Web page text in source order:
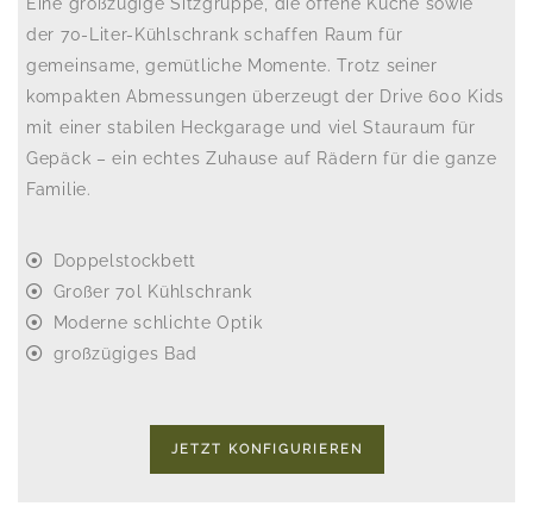
der 70-Liter-Kühlschrank schaffen Raum für
gemeinsame, gemütliche Momente. Trotz seiner
kompakten Abmessungen überzeugt der Drive 600 Kids
mit einer stabilen Heckgarage und viel Stauraum für
Gepäck – ein echtes Zuhause auf Rädern für die ganze
Familie.
Doppelstockbett
Großer 70l Kühlschrank
Moderne schlichte Optik
großzügiges Bad
JETZT KONFIGURIEREN